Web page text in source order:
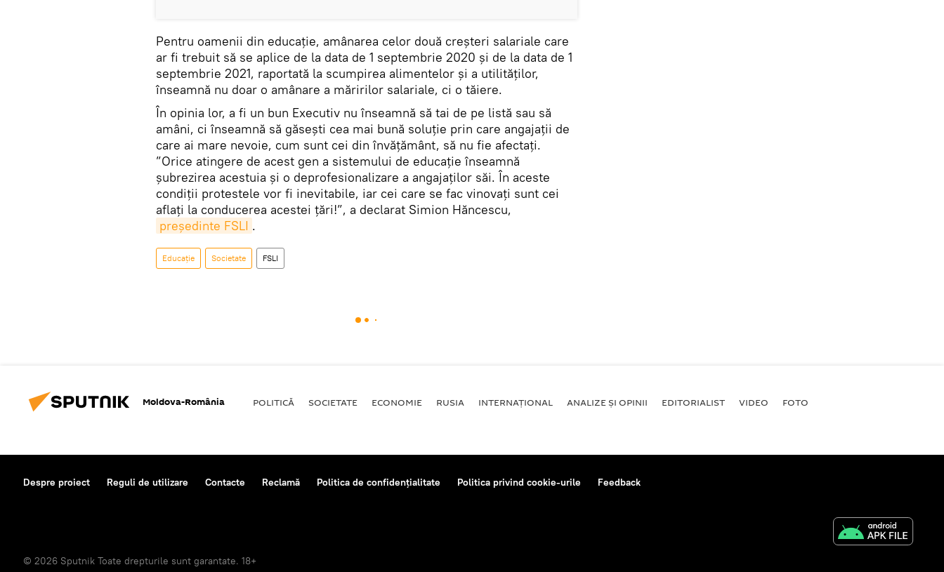
Pentru oamenii din educație, amânarea celor două creşteri salariale care
ar fi trebuit să se aplice de la data de 1 septembrie 2020 şi de la data de 1
septembrie 2021, raportată la scumpirea alimentelor şi a utilităţilor,
înseamnă nu doar o amânare a măririlor salariale, ci o tăiere.
În opinia lor, a fi un bun Executiv nu înseamnă să tai de pe listă sau să
amâni, ci înseamnă să găseşti cea mai bună soluţie prin care angajaţii de
care ai mare nevoie, cum sunt cei din învăţământ, să nu fie afectaţi.
”Orice atingere de acest gen a sistemului de educaţie înseamnă
şubrezirea acestuia şi o deprofesionalizare a angajaţilor săi. În aceste
condiţii protestele vor fi inevitabile, iar cei care se fac vinovaţi sunt cei
aflaţi la conducerea acestei ţări!”, a declarat Simion Hăncescu,
preşedinte FSLI .
Educație Societate FSLI
Moldova-România POLITICĂ SOCIETATE ECONOMIE RUSIA INTERNAŢIONAL ANALIZE ȘI OPINII EDITORIALIST VIDEO FOTO
Despre proiect Reguli de utilizare Contacte Reclamă Politica de confidențialitate Politica privind cookie-urile Feedback
© 2026 Sputnik Toate drepturile sunt garantate. 18+